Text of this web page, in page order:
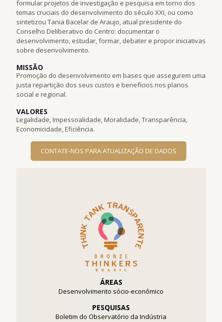
formular projetos de investigação e pesquisa em torno dos
temas cruciais do desenvolvimento do século XXI, ou como
sintetizou Tania Bacelar de Araujo, atual presidente do
Conselho Deliberativo do Centro: documentar o
desenvolvimento, estudar, formar, debater e propor iniciativas
sobre desenvolvimento.
MISSÃO
Promoção do desenvolvimento em bases que assegurem uma
justa repartição dos seus custos e benefícios nos planos
social e regional.
VALORES
Legalidade, Impessoalidade, Moralidade, Transparência,
Economicidade, Eficiência.
CONTATE-NOS PARA ATUALIZAÇÃO DE DADOS
ÁREAS
Desenvolvimento sócio-econômico
PESQUISAS
Boletim do Observatório da Indústria